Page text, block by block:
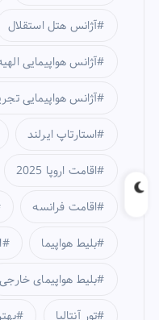
آژانس هتل استقلال
آژانس هواپیمایی
آژانس هواپیمایی
استارتاپ ایرلند
اقامت اروپا 2025
اقامت فرانسه
بلیط هواپیما
بلیط هواپیمای خارجی
تور آنتالیا